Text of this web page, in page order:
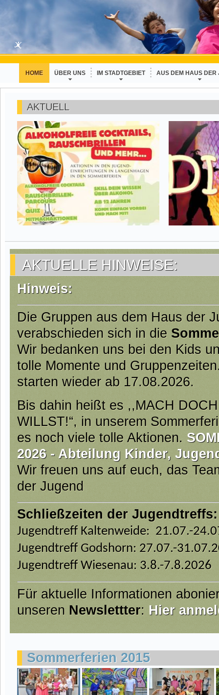
HOME ÜBER UNS IM STADTGEBIET AUS DEM HAUS DER
AKTUELL
AKTUELLE HINWEISE:
Hinweis:
Die Gruppen aus dem Haus der
verabschieden sich in die
Wir bedanken uns bei den Kids
tolle Momente und
starten wieder ab 17.08.2026.
Bis dahin heißt es ,,MACH
WILLST!“, in unserem
es noch viele tolle Aktionen.
2026 - Abteilung Kinder,
Wir freuen uns auf euch, das
der Jugend
Schließzeiten der Jugendtreffs:
Jugendtreff Kaltenweide: 21.07.-
Jugendtreff Godshorn: 27.07.-
Jugendtreff Wiesenau: 3.8.-7.8.2026
Für aktuelle Informationen
unseren Newslettter: Hier
Sommerferien 2015